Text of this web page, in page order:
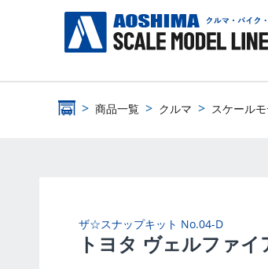
商品一覧 クルマ スケール
ザ☆スナップキット No.04-D
トヨタ ヴェルファ